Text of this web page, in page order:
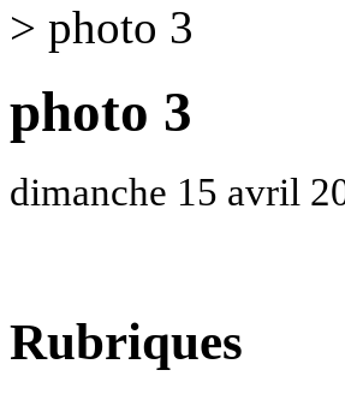
> photo 3
photo 3
dimanche 15 avril
Rubriques